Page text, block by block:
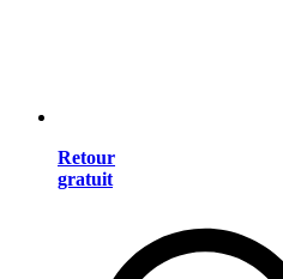
Retour
gratuit